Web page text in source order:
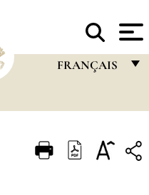
FRANÇAIS
ITALIANO